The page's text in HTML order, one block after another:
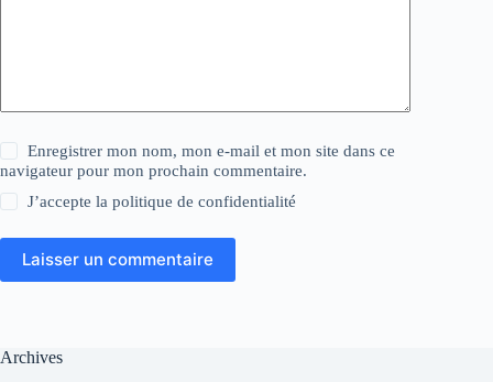
Enregistrer mon nom, mon e-mail et mon site dans ce
navigateur pour mon prochain commentaire.
J’accepte lapolitique de confidentialité
Laisser un commentaire
Archives